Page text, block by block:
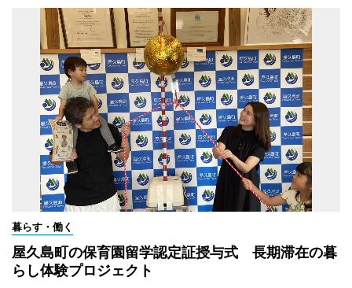
暮らす・働く
屋久島町の保育園留学認定証授与式 長期滞在の暮
らし体験プロジェクト